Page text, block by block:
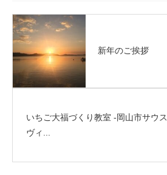
新年のご挨拶
いちご大福づくり教室 -岡山市サウス
ヴィ...